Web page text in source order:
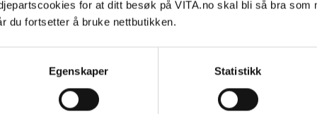
for at ditt besøk på VITA.no skal bli så bra som
du fortsetter å bruke nettbutikken.
Egenskaper Statistikk
Book time - Tveita